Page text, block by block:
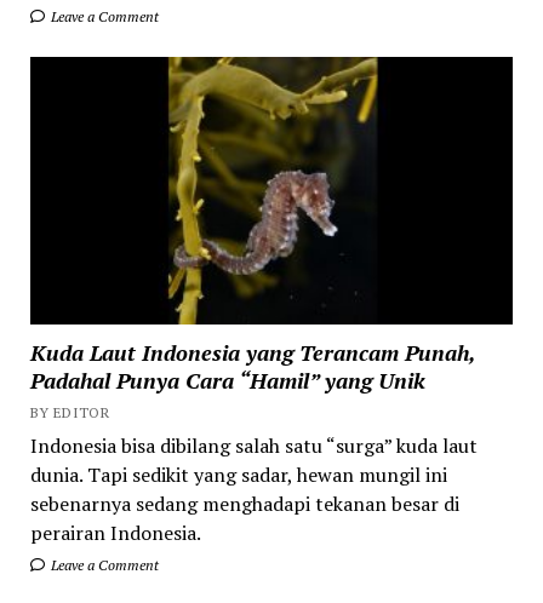
Leave a Comment
Kuda Laut Indonesia yang Terancam Punah,
Padahal Punya Cara “Hamil” yang Unik
BY EDITOR
Indonesia bisa dibilang salah satu “surga” kuda laut
dunia. Tapi sedikit yang sadar, hewan mungil ini
sebenarnya sedang menghadapi tekanan besar di
perairan Indonesia.
Leave a Comment